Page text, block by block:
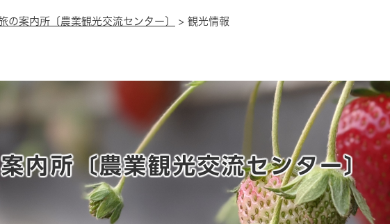
く
く
の案内所〔農業観光交流センター〕 > 観光情報
内所〔農業観光交流センター〕